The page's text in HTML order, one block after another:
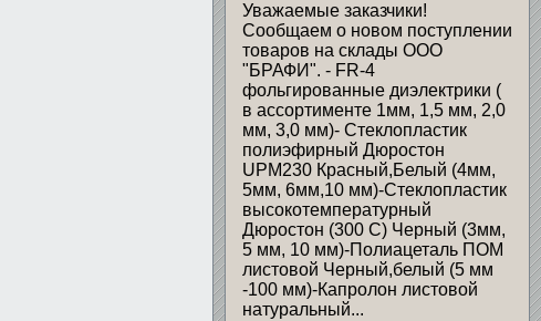
Уважаемые заказчики!
Сообщаем о новом поступлении
товаров на склады ООО
"БРАФИ". - FR-4
фольгированные диэлектрики (
в ассортименте 1мм, 1,5 мм, 2,0
мм, 3,0 мм)- Стеклопластик
полиэфирный Дюростон
UPM230 Красный,Белый (4мм,
5мм, 6мм,10 мм)-Стеклопластик
высокотемпературный
Дюростон (300 С) Черный (3мм,
5 мм, 10 мм)-Полиацеталь ПОМ
листовой Черный,белый (5 мм
-100 мм)-Капролон листовой
натуральный...